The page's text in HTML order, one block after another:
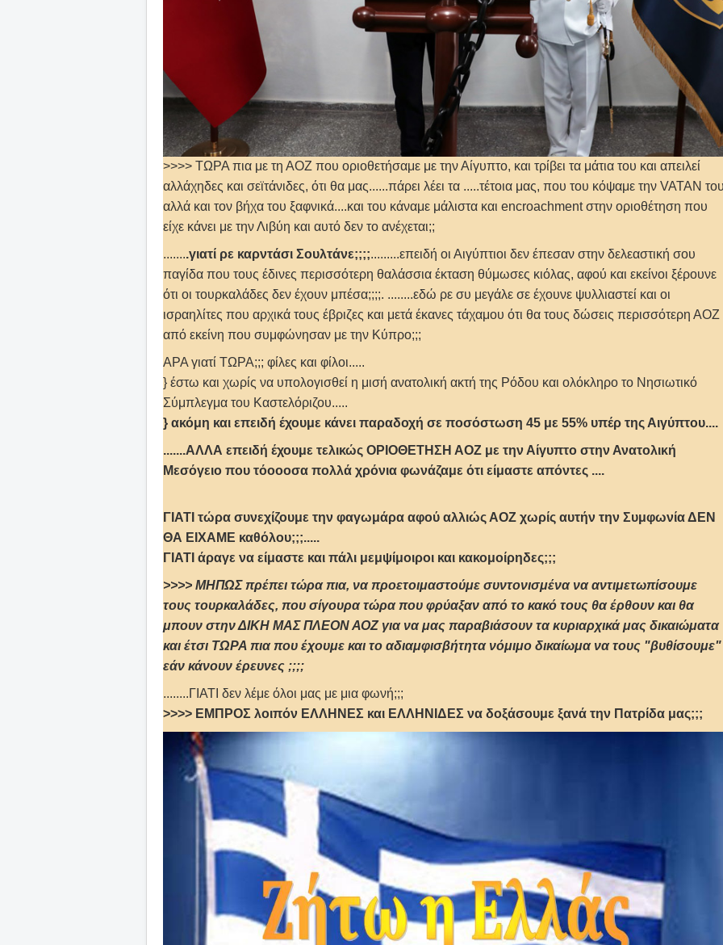
>>>> ΤΩΡΑ πια με τη ΑΟΖ που οριοθετήσαμε με την Αίγυπτο, και τρίβει τα μάτια του και απειλεί
αλλάχηδες και σεϊτάνιδες, ότι θα μας......πάρει λέει τα .....τέτοια μας, που του κόψαμε την VATAN
αλλά και τον βήχα του ξαφνικά....και του κάναμε μάλιστα και encroachment στην οριοθέτηση που
είχε κάνει με την Λιβύη και αυτό δεν το ανέχεται;;
........γιατί ρε καρντάσι Σουλτάνε;;;;.........επειδή οι Αιγύπτιοι δεν έπεσαν στην δελεαστική σου
παγίδα που τους έδινες περισσότερη θαλάσσια έκταση θύμωσες κιόλας, αφού και εκείνοι ξέρουνε
ότι οι τουρκαλάδες δεν έχουν μπέσα;;;;. ........εδώ ρε συ μεγάλε σε έχουνε ψυλλιαστεί και οι
ισραηλίτες που αρχικά τους έβριζες και μετά έκανες τάχαμου ότι θα τους δώσεις περισσότερη ΑΟΖ
από εκείνη που συμφώνησαν με την Κύπρο;;;
ΑΡΑ γιατί ΤΩΡΑ;;; φίλες και φίλοι.....
} έστω και χωρίς να υπολογισθεί η μισή ανατολική ακτή της Ρόδου και ολόκληρο το Νησιωτικό
Σύμπλεγμα του Καστελόριζου.....
} ακόμη και επειδή έχουμε κάνει παραδοχή σε ποσόστωση 45 με 55% υπέρ της Αιγύπτου....
.......ΑΛΛΑ επειδή έχουμε τελικώς ΟΡΙΟΘΕΤΗΣΗ ΑΟΖ με την Αίγυπτο στην Ανατολική
Μεσόγειο που τόοοοσα πολλά χρόνια φωνάζαμε ότι είμαστε απόντες ....
ΓΙΑΤΙ τώρα συνεχίζουμε την φαγωμάρα αφού αλλιώς ΑΟΖ χωρίς αυτήν την Συμφωνία ΔΕΝ
ΘΑ ΕΙΧΑΜΕ καθόλου;;;.....
ΓΙΑΤΙ άραγε να είμαστε και πάλι μεμψίμοιροι και κακομοίρηδες;;;
>>>> ΜΗΠΩΣ πρέπει τώρα πια, να προετοιμαστούμε συντονισμένα να αντιμετωπίσουμε
τους τουρκαλάδες, που σίγουρα τώρα που φρύαξαν από το κακό τους θα έρθουν και θα
μπουν στην ΔΙΚΗ ΜΑΣ ΠΛΕΟΝ ΑΟΖ για να μας παραβιάσουν τα κυριαρχικά μας δικαιώματα
και έτσι ΤΩΡΑ πια που έχουμε και το αδιαμφισβήτητα νόμιμο δικαίωμα να τους "βυθίσουμε"
εάν κάνουν έρευνες ;;;;
........ΓΙΑΤΙ δεν λέμε όλοι μας με μια φωνή;;;
>>>> ΕΜΠΡΟΣ λοιπόν ΕΛΛΗΝΕΣ και ΕΛΛΗΝΙΔΕΣ να δοξάσουμε ξανά την Πατρίδα μας;;;